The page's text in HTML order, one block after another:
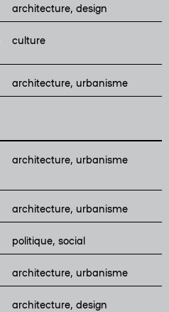
architecture, design
culture
architecture, urbanisme
architecture, urbanisme
architecture, urbanisme
politique, social
architecture, urbanisme
architecture, design